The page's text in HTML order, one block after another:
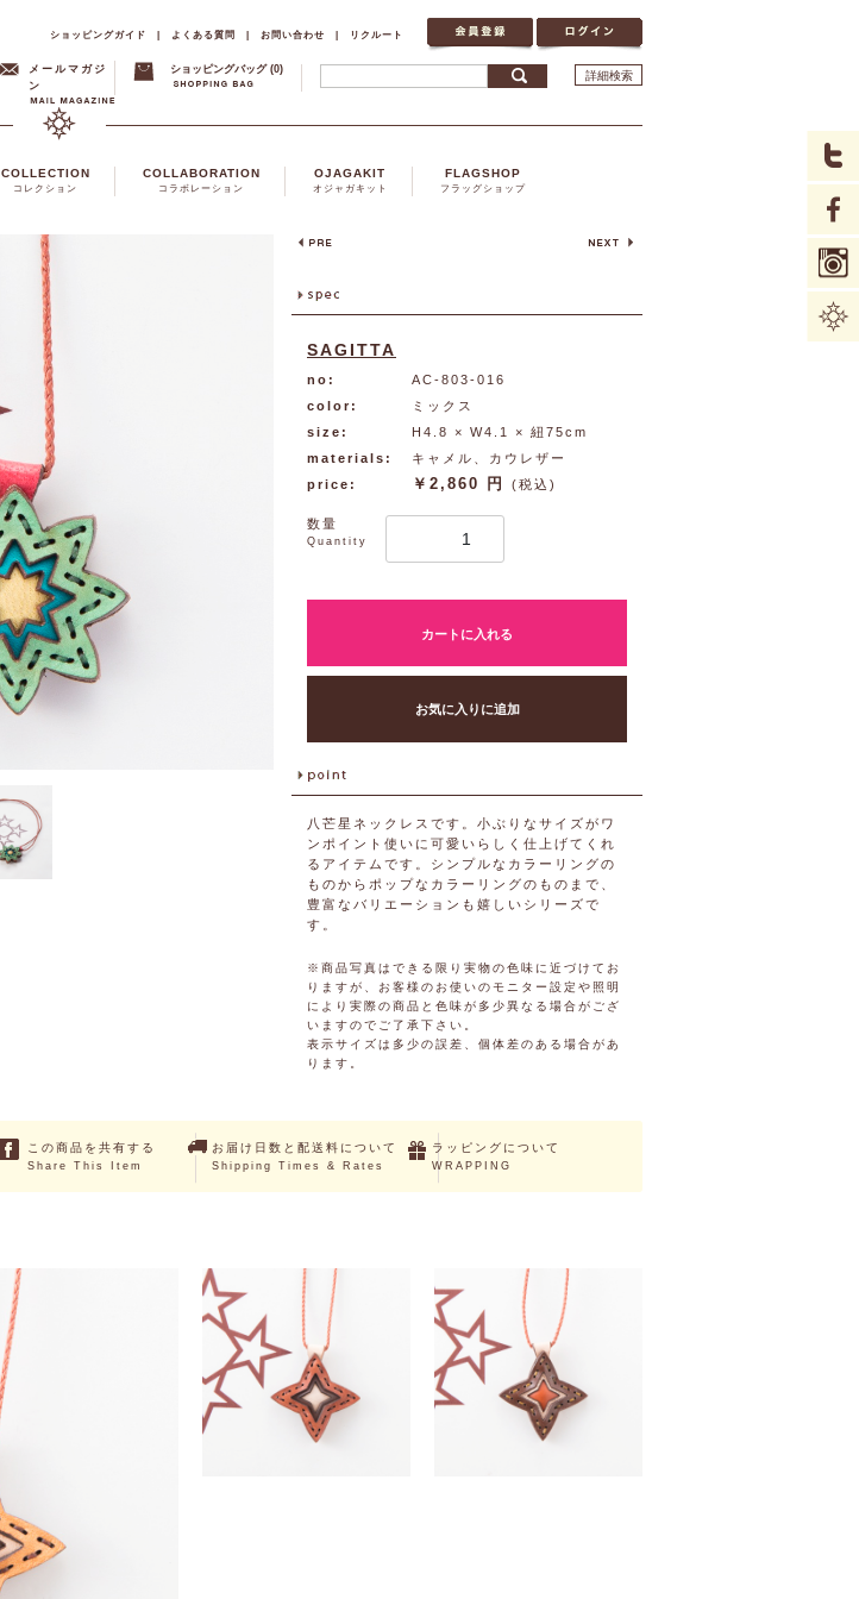
ショッピングガイド | よくある質問 | お問い合わせ | リクルート
メールマガジ
ン
ショッピングバッグ (0) 詳細検索
COLLECTION
コレクション
COLLABORATION
コラボレーション
OJAGAKIT
オジャガキット
FLAGSHOP
フラッグショップ
SAGITTA
no:
AC-803-016
color:
ミックス
size:
H4.8 × W4.1 × 紐75cm
materials:
キャメル、カウレザー
price:
￥2,860 円 (税込)
数量
Quantity
カートに入れる
お気に入りに追加
八芒星ネックレスです。小ぶりなサイズがワ
ンポイント使いに可愛いらしく仕上げてくれ
るアイテムです。シンプルなカラーリングの
ものからポップなカラーリングのものまで、
豊富なバリエーションも嬉しいシリーズで
す。
※商品写真はできる限り実物の色味に近づけてお
りますが、お客様のお使いのモニター設定や照明
により実際の商品と色味が多少異なる場合がござ
いますのでご了承下さい。
表示サイズは多少の誤差、個体差のある場合があ
ります。
この商品を共有する
Share This Item
お届け日数と配送料について
Shipping Times & Rates
ラッピングについて
WRAPPING